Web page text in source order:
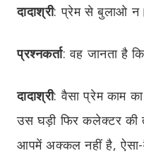
दादाश्री: प्रेम से बुलाओ न।
प्रश्नकर्ता: वह जानता है
दादाश्री: वैसा प्रेम काम
उस घड़ी फिर कलेक्टर की
आपमें अक्कल नहीं है, ऐसा-